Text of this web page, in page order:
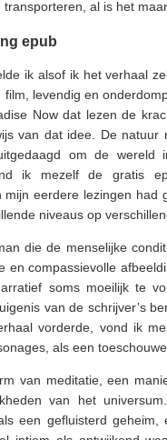
al is het
epub
ik alsof ik het verhaal
film, levendig en
Now dat lezen de
van dat idee. De
om de
ik mezelf de gratis
mijn eerdere lezingen had
niveaus op
die de menselijke
en compassievolle
soms moeilijk te
van de schrijver’s
vorderde, vond ik
als een
van meditatie, een
van het
een gefluisterd